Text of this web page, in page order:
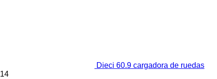
Dieci 60.9 cargadora de ruedas
14